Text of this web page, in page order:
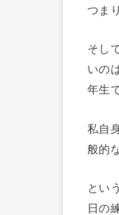
つま
そし
いの
年生
私自
般的
とい
日の